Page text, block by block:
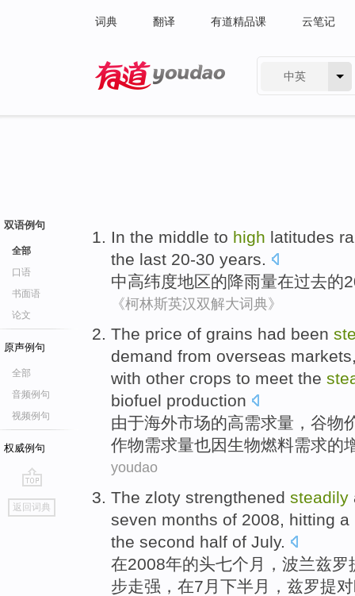
词典 翻译 有道精品课 云笔记
中英
双语例句
全部
口语
书面语
论文
原声例句
全部
音频例句
视频例句
权威例句
go
top
返回词典
In the middle to high latitudes
the last 20-30 years.
中高纬度地区的降雨量在过去的
《柯林斯英汉双解大词典》
The price of grains had been
demand from overseas markets
with other crops to meet the
biofuel production
由于海外市场的高需求量 ， 谷物
作物需求量也因生物燃料需求的
youdao
The zloty strengthened steadily
seven months of 2008, hitting
the second half of July.
在2008年的头七个 月， 波兰兹罗
步走强 ，在7月下半月，兹罗提对